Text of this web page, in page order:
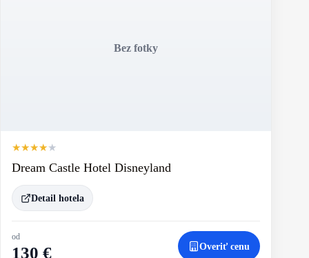
Bez fotky
★★★★★
Dream Castle Hotel Disneyland
Detail hotela
od
130 € Overiť cenu